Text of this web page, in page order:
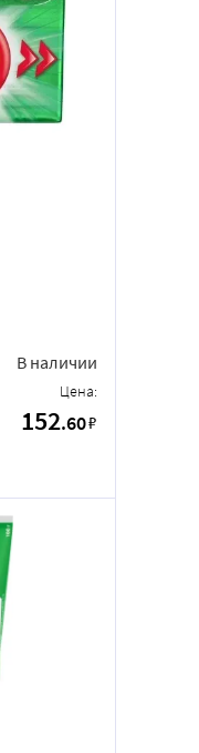
В наличии
Цена:
152.60₽